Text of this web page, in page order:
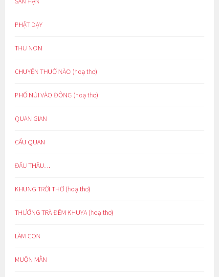
PHẬT DẠY
THU NON
CHUYỆN THUỞ NÀO (hoạ thơ)
PHỐ NÚI VÀO ĐÔNG (hoạ thơ)
QUAN GIAN
CẨU QUAN
ĐẤU THẦU…
KHUNG TRỜI THƠ (hoạ thơ)
THƯỞNG TRÀ ĐÊM KHUYA (hoạ thơ)
LÀM CON
MUỘN MẰN